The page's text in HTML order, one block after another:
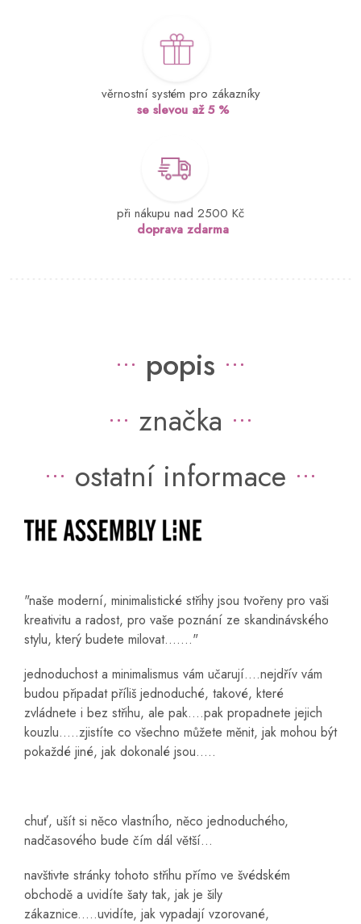
věrnostní systém pro zákazníky
se slevou až 5 %
při nákupu nad 2500 Kč
doprava zdarma
popis
značka
ostatní informace
"naše moderní, minimalistické střihy jsou tvořeny pro vaši
kreativitu a radost, pro vaše poznání ze skandinávského
stylu, který budete milovat......."
jednoduchost a minimalismus vám učarují....nejdřív vám
budou připadat příliš jednoduché, takové, které
zvládnete i bez střihu, ale pak....pak propadnete jejich
kouzlu.....zjistíte co všechno můžete měnit, jak mohou být
pokaždé jiné, jak dokonalé jsou.....
chuť, ušít si něco vlastního, něco jednoduchého,
nadčasového bude čím dál větší...
navštivte stránky tohoto střihu přímo ve švédském
obchodě a uvidíte šaty tak, jak je šily
zákaznice.....uvidíte, jak vypadají vzorované,